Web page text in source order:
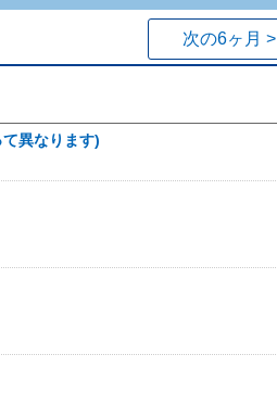
次の6ヶ月 >
異なります)